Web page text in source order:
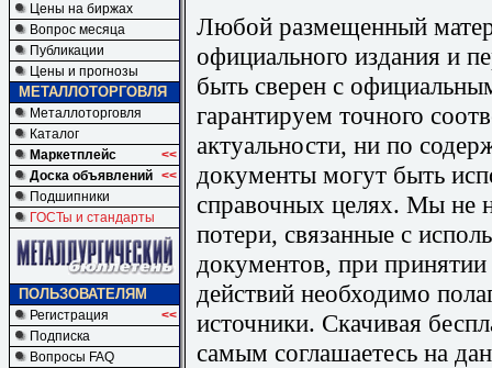
Цены на биржах
Вопрос месяца
Публикации
Цены и прогнозы
МЕТАЛЛОТОРГОВЛЯ
Металлоторговля
Каталог
Маркетплейс
<<
Доска объявлений <<
Подшипники
ГОСТы и стандарты
ПОЛЬЗОВАТЕЛЯМ
Регистрация
<<
Подписка
Вопросы FAQ
Любой размещенный
официального издания и
быть сверен с
гарантируем точного
актуальности, ни по
документы могут быть
справочных целях. Мы не
потери, связанные с
документов, при
действий необходимо
источники. Скачивая
самым соглашаетесь на